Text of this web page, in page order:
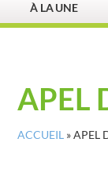
À LA UNE
APEL
ACCUEIL »APEL